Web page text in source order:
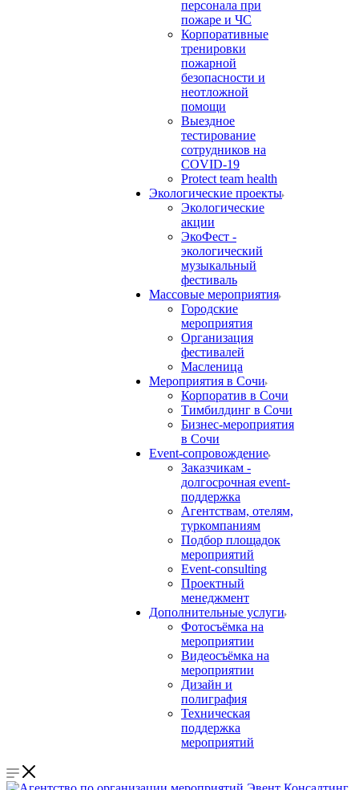
персонала при
пожаре и ЧС
Корпоративные
тренировки
пожарной
безопасности и
неотложной
помощи
Выездное
тестирование
сотрудников на
COVID-19
Protect team health
Экологические проекты
Экологические
акции
ЭкоФест -
экологический
музыкальный
фестиваль
Массовые мероприятия
Городские
мероприятия
Организация
фестивалей
Масленица
Мероприятия в Сочи
Корпоратив в Сочи
Тимбилдинг в Сочи
Бизнес-мероприятия
в Сочи
Event-сопровождение
Заказчикам -
долгосрочная event-
поддержка
Агентствам, отелям,
туркомпаниям
Подбор площадок
мероприятий
Event-consulting
Проектный
менеджмент
Дополнительные услуги
Фотосъёмка на
мероприятии
Видеосъёмка на
мероприятии
Дизайн и
полиграфия
Техническая
поддержка
мероприятий